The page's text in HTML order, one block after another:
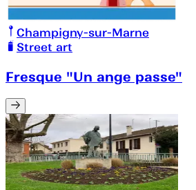
Champigny-sur-Marne
Street art
Fresque "Un ange passe"